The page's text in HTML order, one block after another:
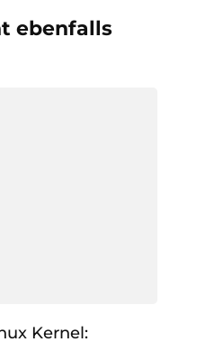
ebenfalls
Kernel: